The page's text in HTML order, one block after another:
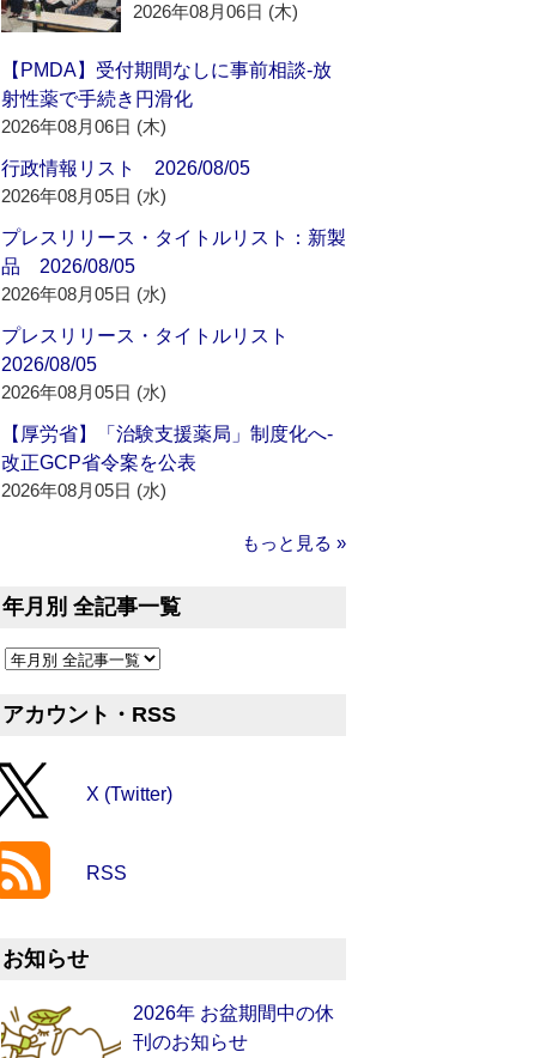
2026年08月06日 (木)
【PMDA】受付期間なしに事前相談‐放
射性薬で手続き円滑化
2026年08月06日 (木)
行政情報リスト 2026/08/05
2026年08月05日 (水)
プレスリリース・タイトルリスト：新製
品 2026/08/05
2026年08月05日 (水)
プレスリリース・タイトルリスト
2026/08/05
2026年08月05日 (水)
【厚労省】「治験支援薬局」制度化へ‐
改正GCP省令案を公表
2026年08月05日 (水)
もっと見る »
年月別 全記事一覧
アカウント・RSS
X (Twitter)
RSS
お知らせ
2026年 お盆期間中の休
刊のお知らせ